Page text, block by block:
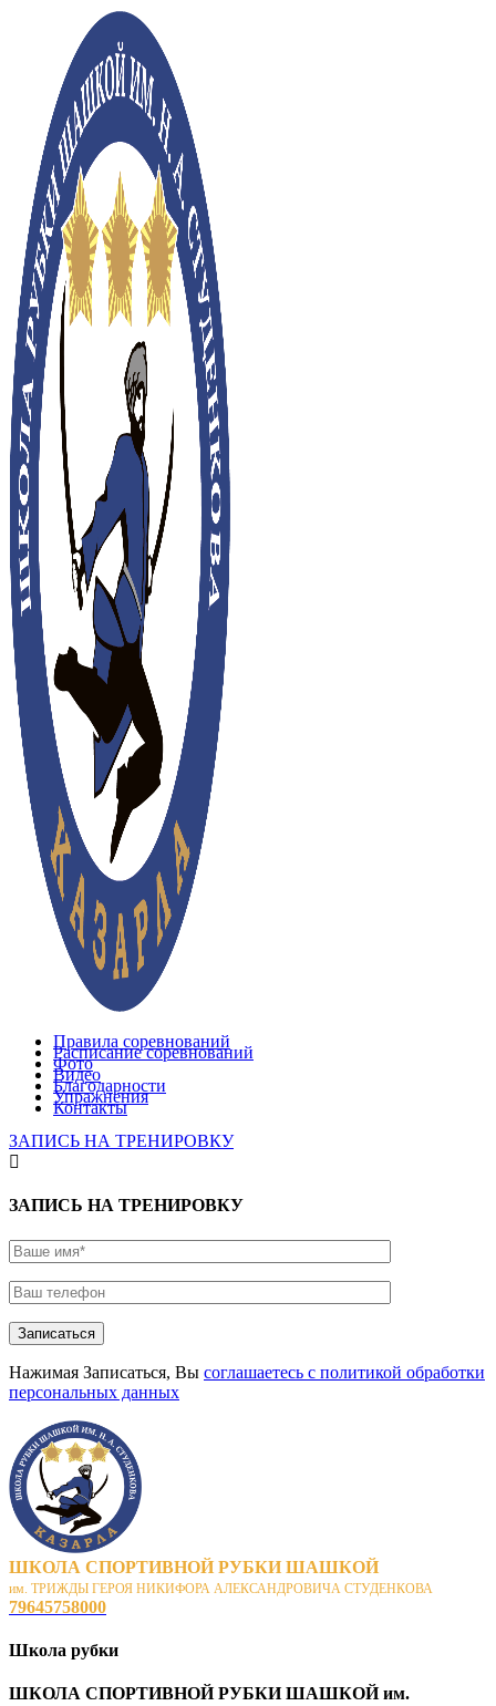
Правила соревнований
Расписание соревнований
Фото
Видео
Благодарности
Упражнения
Контакты
ЗАПИСЬ НА ТРЕНИРОВКУ
ЗАПИСЬ НА ТРЕНИРОВКУ
Записаться
Нажимая Записаться, Вы соглашаетесь с политикой обработки
персональных данных
ШКОЛА СПОРТИВНОЙ РУБКИ ШАШКОЙ
им. ТРИЖДЫ ГЕРОЯ НИКИФОРА АЛЕКСАНДРОВИЧА СТУДЕНКОВА
79645758000
Школа рубки
ШКОЛА СПОРТИВНОЙ РУБКИ ШАШКОЙ им.